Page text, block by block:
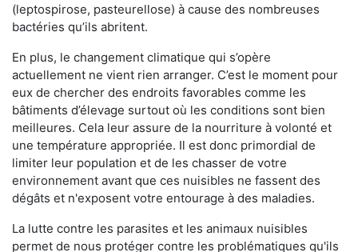
(leptospirose, pasteurellose) à cause des nombreuses
bactéries qu’ils abritent.
En plus, le changement climatique qui s’opère
actuellement ne vient rien arranger. C’est le moment pour
eux de chercher des endroits favorables comme les
bâtiments d’élevage surtout où les conditions sont bien
meilleures. Cela leur assure de la nourriture à volonté et
une température appropriée. Il est donc primordial de
limiter leur population et de les chasser de votre
environnement avant que ces nuisibles ne fassent des
dégâts et n'exposent votre entourage à des maladies.
La lutte contre les parasites et les animaux nuisibles
permet de nous protéger contre les problématiques qu'ils